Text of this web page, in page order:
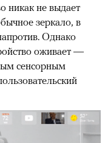
никак не выдает
зеркало, в
Однако
оживает —
сенсорным